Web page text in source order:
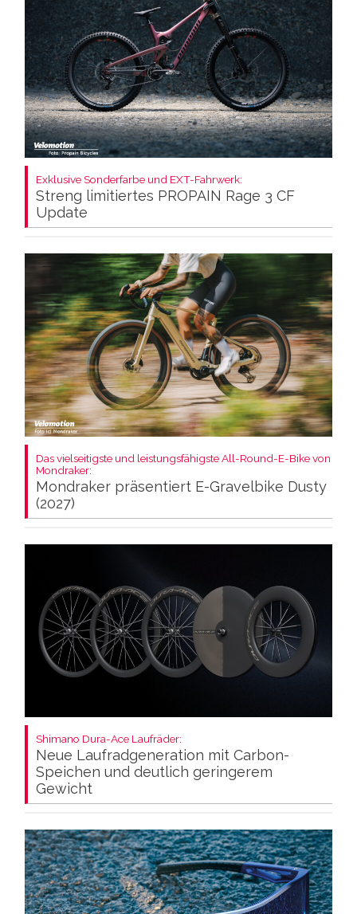
Exklusive Sonderfarbe und EXT-Fahrwerk:
Streng limitiertes PROPAIN Rage 3 CF
Update
Das vielseitigste und leistungsfähigste All-Round-E-Bike von
Mondraker:
Mondraker präsentiert E-Gravelbike Dusty
(2027)
Shimano Dura-Ace Laufräder:
Neue Laufradgeneration mit Carbon-
Speichen und deutlich geringerem
Gewicht